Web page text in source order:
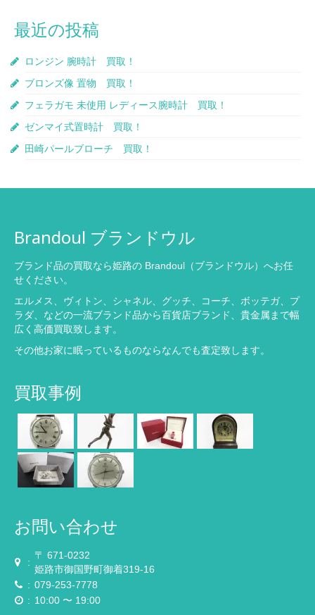
最近の投稿
ロンジン 腕時計 買取！
ブロンズ像 置物 買取！
フェラガモ 未使用 レディース腕時計 買取！
ゼンマイ式置時計 買取！
田崎パールブローチ 買取！
Brandoul ブランドウル
ブランド品の買取なら姫路の Brandoul（ブランドウル）へお任
せください。
エルメス、ヴィトン、シャネル、グッチ、コーチ、ボッテガ、プ
ラダ、などの一流ブランド品から百貨店ブランド、貴金属まで幅
広く高価買取致します。
その他お家に眠っているものならなんでも査定致します。
買取事例
お問い合わせ
:
〒 671-0232
姫路市御国野町御着319-16
: 079-253-7778
: 10:00 〜 19:00